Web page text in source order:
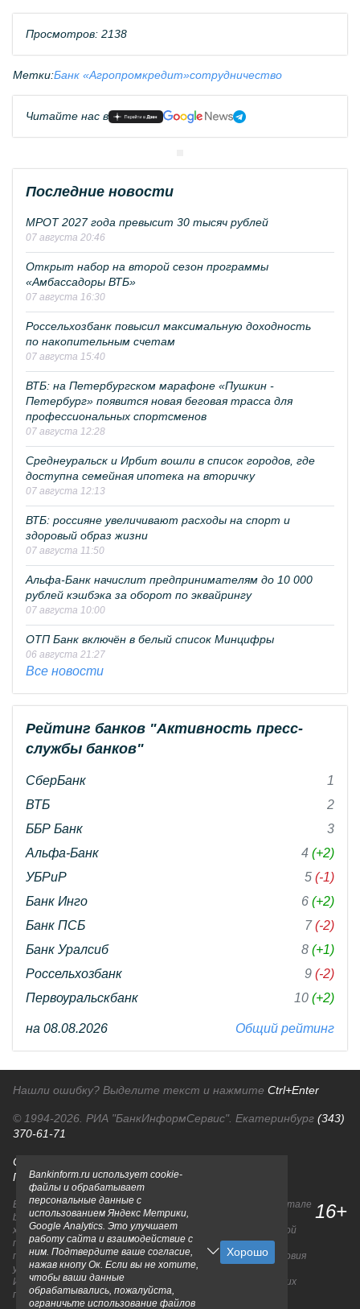
Просмотров: 2138
Метки:Банк «Агропромкредит»сотрудничество
Читайте нас в
Последние новости
МРОТ 2027 года превысит 30 тысяч рублей
07 августа 20:46
Открыт набор на второй сезон программы
«Амбассадоры ВТБ»
07 августа 16:30
Россельхозбанк повысил максимальную доходность
по накопительным счетам
07 августа 15:40
ВТБ: на Петербургском марафоне «Пушкин -
Петербург» появится новая беговая трасса для
профессиональных спортсменов
07 августа 12:28
Среднеуральск и Ирбит вошли в список городов, где
доступна семейная ипотека на вторичку
07 августа 12:13
ВТБ: россияне увеличивают расходы на спорт и
здоровый образ жизни
07 августа 11:50
Альфа-Банк начислит предпринимателям до 10 000
рублей кэшбэка за оборот по эквайрингу
07 августа 10:00
ОТП Банк включён в белый список Минцифры
06 августа 21:27
Все новости
Рейтинг банков "Активность пресс-
службы банков"
СберБанк
1
ВТБ
2
ББР Банк
3
Альфа-Банк
4 (+2)
УБРиР
5 (-1)
Банк Инго
6 (+2)
Банк ПСБ
7(-2)
Банк Уралсиб
8 (+1)
Россельхозбанк
9 (-2)
Первоуральскбанк
10 (+2)
на 08.08.2026 Общий рейтинг
Нашли ошибку? Выделите текст и нажмите Ctrl+Enter
© 1994-2026. РИА "БанкИнформСервис". Екатеринбург (343)
370-61-71
О проекте
Правовая информацияДля рекламодателей
Вся информация о продуктах банков, размещенная на портале
bankinform.ru, носит исключительно ознакомительный
характер и не является публичной офертой, определяемой
положениями ГК РФ. Информация не содержит точного и
полного описания, и может быть изменена. Конечные условия
уточняйте на сайтах банков или при личном обращении.
Исключительное право на товарные знаки принадлежит их
правообладателям.
16+
Bankinform.ru использует cookie-
файлы и обрабатывает
персональные данные с
использованием Яндекс Метрики,
Google Analytics. Это улучшает
работу сайта и взаимодействие с
ним. Подтвердите ваше согласие,
нажав кнопу Ок. Если вы не хотите,
чтобы ваши данные
обрабатывались, пожалуйста,
ограничьте использование файлов